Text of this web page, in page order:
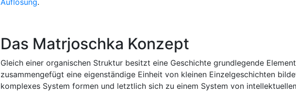
Auflösung.
Das Matrjoschka Konzept
Gleich einer organischen Struktur besitzt eine Geschichte grundlegende
zusammengefügt eine eigenständige Einheit von kleinen Einzelgeschichten
komplexes System formen und letztlich sich zu einem System von